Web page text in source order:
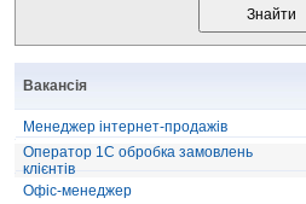
Вакансія
Менеджер інтернет-продажів
Оператор 1С обробка замовлень
клієнтів
Офіс-менеджер